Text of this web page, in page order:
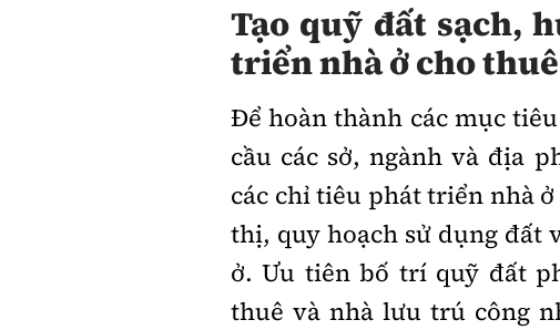
Tạo quỹ đất sạch,
triển nhà ở cho thuê
Để hoàn thành các mục
cầu các sở, ngành và địa
các chỉ tiêu phát triển nhà
thị, quy hoạch sử dụng đất
ở. Ưu tiên bố trí quỹ đất
thuê và nhà lưu trú công